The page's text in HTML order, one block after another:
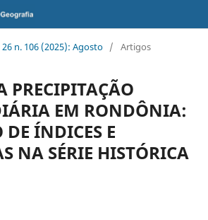
26 n. 106 (2025): Agosto / Artigos
PRECIPITAÇÃO
EM RONDÔNIA:
ÍNDICES E
NA SÉRIE HISTÓRICA